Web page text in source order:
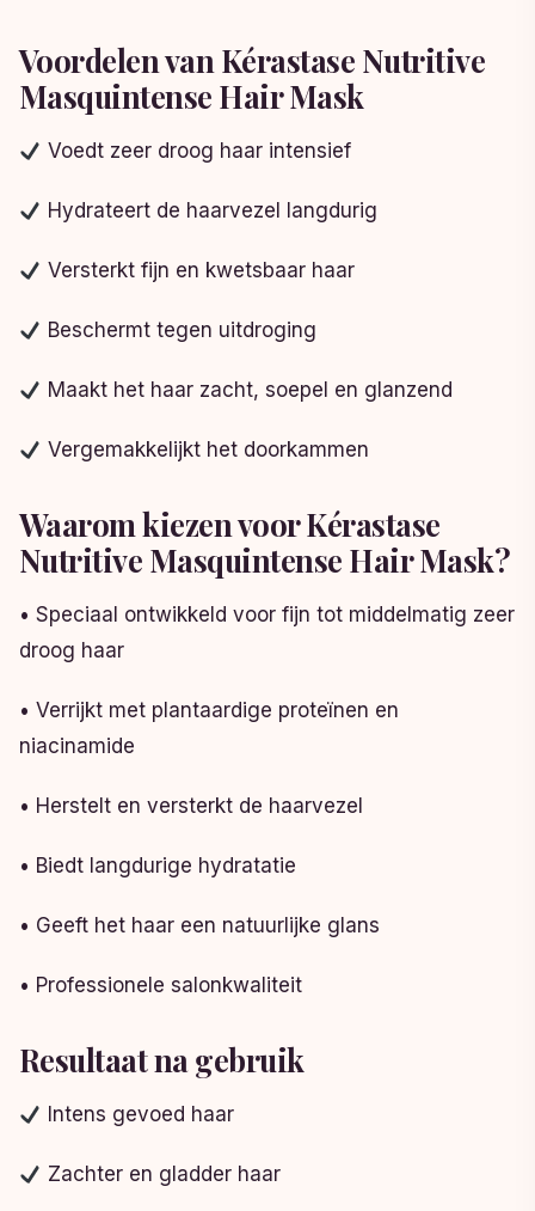
Voordelen van Kérastase Nutritive
Masquintense Hair Mask
Voedt zeer droog haar intensief
Hydrateert de haarvezel langdurig
Versterkt fijn en kwetsbaar haar
Beschermt tegen uitdroging
Maakt het haar zacht, soepel en glanzend
Vergemakkelijkt het doorkammen
Waarom kiezen voor Kérastase
Nutritive Masquintense Hair Mask?
• Speciaal ontwikkeld voor fijn tot middelmatig zeer
droog haar
• Verrijkt met plantaardige proteïnen en
niacinamide
• Herstelt en versterkt de haarvezel
• Biedt langdurige hydratatie
• Geeft het haar een natuurlijke glans
• Professionele salonkwaliteit
Resultaat na gebruik
Intens gevoed haar
Zachter en gladder haar